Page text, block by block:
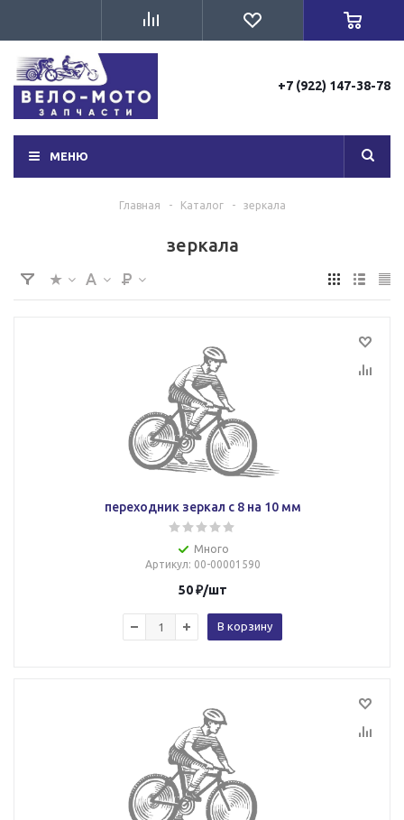
+7 (922) 147-38-78
МЕНЮ
Главная - Каталог - зеркала
зеркала
переходник зеркал с 8 на 10 мм
Много
Артикул: 00-00001590
50₽/шт
В корзину